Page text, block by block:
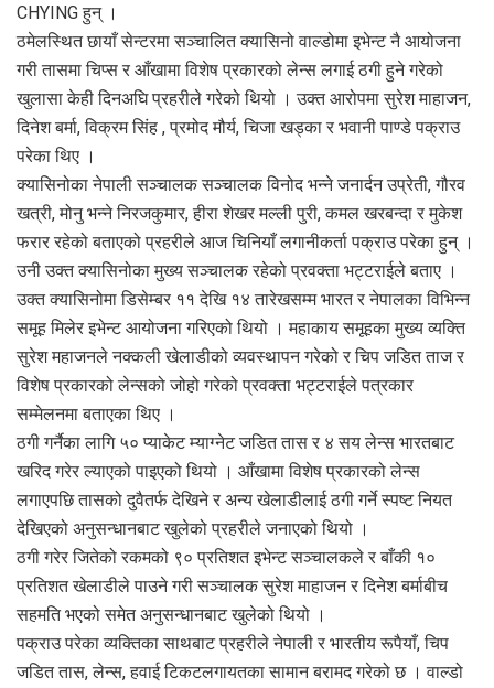
CHYING हुन् ।
ठमेलस्थित छायाँ सेन्टरमा सञ्चालित क्यासिनो वाल्डोमा इभेन्ट नै आयोजना
गरी तासमा चिप्स र आँखामा विशेष प्रकारको लेन्स लगाई ठगी हुने गरेको
खुलासा केही दिनअघि प्रहरीले गरेको थियो । उक्त आरोपमा सुरेश माहाजन,
दिनेश बर्मा, विक्रम सिंह , प्रमोद मौर्य, चिजा खड्का र भवानी पाण्डे पक्राउ
परेका थिए ।
क्यासिनोका नेपाली सञ्चालक सञ्चालक विनोद भन्ने जनार्दन उप्रेती, गौरव
खत्री, मोनु भन्ने निरजकुमार, हीरा शेखर मल्ली पुरी, कमल खरबन्दा र मुकेश
फरार रहेको बताएको प्रहरीले आज चिनियाँ लगानीकर्ता पक्राउ परेका हुन् ।
उनी उक्त क्यासिनोका मुख्य सञ्चालक रहेको प्रवक्ता भट्टराईले बताए ।
उक्त क्यासिनोमा डिसेम्बर ११ देखि १४ तारेखसम्म भारत र नेपालका विभिन्न
समूह मिलेर इभेन्ट आयोजना गरिएको थियो । महाकाय समूहका मुख्य व्यक्ति
सुरेश महाजनले नक्कली खेलाडीको व्यवस्थापन गरेको र चिप जडित ताज र
विशेष प्रकारको लेन्सको जोहो गरेको प्रवक्ता भट्टराईले पत्रकार
सम्मेलनमा बताएका थिए ।
ठगी गर्नैका लागि ५० प्याकेट म्याग्नेट जडित तास र ४ सय लेन्स भारतबाट
खरिद गरेर ल्याएको पाइएको थियो । आँखामा विशेष प्रकारको लेन्स
लगाएपछि तासको दुवैतर्फ देखिने र अन्य खेलाडीलाई ठगी गर्ने स्पष्ट नियत
देखिएको अनुसन्धानबाट खुलेको प्रहरीले जनाएको थियो ।
ठगी गरेर जितेको रकमको ९० प्रतिशत इभेन्ट सञ्चालकले र बाँकी १०
प्रतिशत खेलाडीले पाउने गरी सञ्चालक सुरेश माहाजन र दिनेश बर्माबीच
सहमति भएको समेत अनुसन्धानबाट खुलेको थियो ।
पक्राउ परेका व्यक्तिका साथबाट प्रहरीले नेपाली र भारतीय रूपैयाँ, चिप
जडित तास, लेन्स, हवाई टिकटलगायतका सामान बरामद गरेको छ । वाल्डो